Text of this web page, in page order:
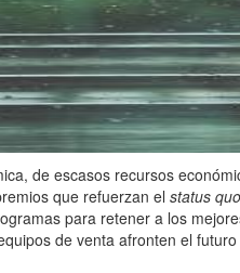
de escasos recursos
que refuerzan el status quo
para retener a los
de venta afronten el